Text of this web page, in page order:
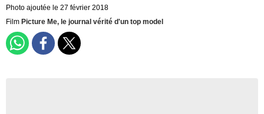
Photo ajoutée le 27 février 2018
Film Picture Me, le journal vérité d'un top model